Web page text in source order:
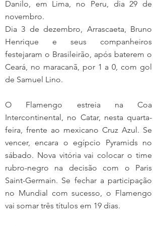
Danilo, em Lima, no Peru, dia 29 de
novembro.
Dia 3 de dezembro, Arrascaeta, Bruno
Henrique e seus companheiros
festejaram o Brasileirão, após baterem o
Ceará, no maracanã, por 1 a 0, com gol
de Samuel Lino.
O Flamengo estreia na Coa
Intercontinental, no Catar, nesta quarta-
feira, frente ao mexicano Cruz Azul. Se
vencer, encara o egípcio Pyramids no
sábado. Nova vitória vai colocar o time
rubro-negro na decisão com o Paris
Saint-Germain. Se fechar a participação
no Mundial com sucesso, o Flamengo
vai somar três títulos em 19 dias.